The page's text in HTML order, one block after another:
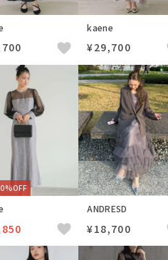
kaene
¥29,700
ANDRESD
¥18,700